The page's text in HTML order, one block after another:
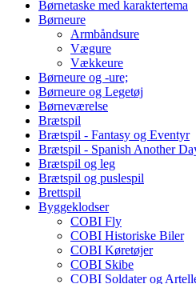
Børnetaske med karaktertema
Børneure
Armbåndsure
Vægure
Vækkeure
Børneure og -ure;
Børneure og Legetøj
Børneværelse
Brætspil
Brætspil - Fantasy og Eventyr
Brætspil - Spanish Another
Brætspil og leg
Brætspil og puslespil
Brettspil
Byggeklodser
COBI Fly
COBI Historiske Biler
COBI Køretøjer
COBI Skibe
COBI Soldater og